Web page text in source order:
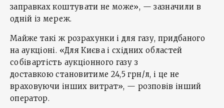
заправках коштувати не може», — зазначили в
одній із мереж.
Майже такі ж розрахунки і для газу, придбаного
на аукціоні. «Для Києва і східних областей
собівартість аукціонного газу з
доставкою становитиме 24,5 грн/л, і це не
враховуючи інших витрат», — розповів інший
оператор.